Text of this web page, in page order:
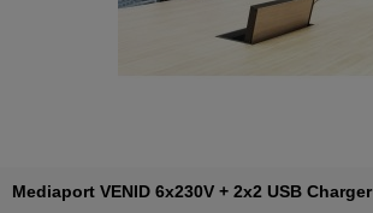
Mediaport VENID 6x230V + 2x2 USB Charger